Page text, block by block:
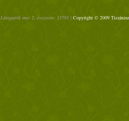
Látogatók ma: 2, összesen: 23791 | Copyright © 2009